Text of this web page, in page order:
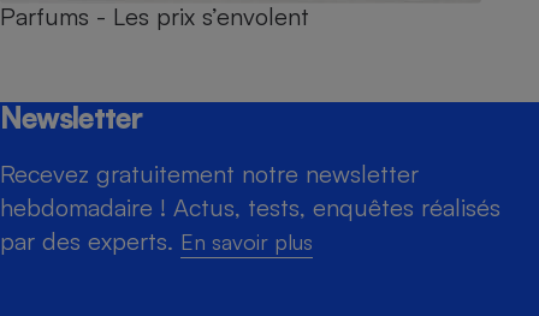
Parfums - Les prix s’envolent
Newsletter
Recevez gratuitement notre newsletter
hebdomadaire ! Actus, tests, enquêtes réalisés
par des experts. En savoir plus